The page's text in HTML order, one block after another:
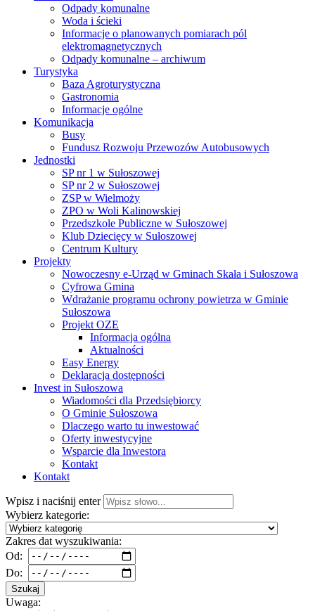
Odpady komunalne
Woda i ścieki
Informacje o planowanych pomiarach pól
elektromagnetycznych
Odpady komunalne – archiwum
Turystyka
Baza Agroturystyczna
Gastronomia
Informacje ogólne
Komunikacja
Busy
Fundusz Rozwoju Przewozów Autobusowych
Jednostki
SP nr 1 w Sułoszowej
SP nr 2 w Sułoszowej
ZSP w Wielmoży
ZPO w Woli Kalinowskiej
Przedszkole Publiczne w Sułoszowej
Klub Dziecięcy w Sułoszowej
Centrum Kultury
Projekty
Nowoczesny e-Urząd w Gminach Skała i Sułoszowa
Cyfrowa Gmina
Wdrażanie programu ochrony powietrza w Gminie
Sułoszowa
Projekt OZE
Informacja ogólna
Aktualności
Easy Energy
Deklaracja dostępności
Invest in Sułoszowa
Wiadomości dla Przedsiębiorcy
O Gminie Sułoszowa
Dlaczego warto tu inwestować
Oferty inwestycyjne
Wsparcie dla Inwestora
Kontakt
Kontakt
Wpisz i naciśnij enter
Wybierz kategorie:
Zakres dat wyszukiwania:
Od:
Do:
Szukaj
Uwaga: